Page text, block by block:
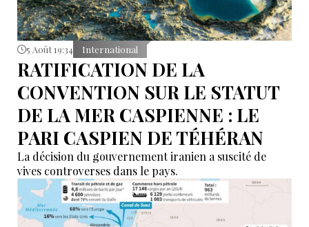
5 Août 19:34 International
RATIFICATION DE LA
CONVENTION SUR LE STATUT
DE LA MER CASPIENNE : LE
PARI CASPIEN DE TÉHÉRAN
La décision du gouvernement iranien a suscité de
vives controverses dans le pays.